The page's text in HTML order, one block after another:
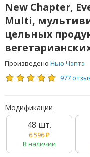
New Chapter,
Multi,
цельных
Произведено Нью Чэптэ
977
Модификации
48 шт.
6 596₽
В наличии